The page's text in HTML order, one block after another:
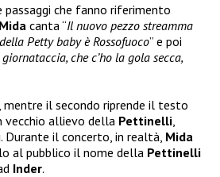
passaggi che fanno riferimento
Mida canta “Il nuovo pezzo streamma
Petty baby è Rossofuoco” e poi
che c’ho la gola secca,
mentre il secondo riprende il testo
vecchio allievo della Pettinelli
. Durante il concerto, in realtà, Mida
al pubblico il nome della Pettinelli
Inder.